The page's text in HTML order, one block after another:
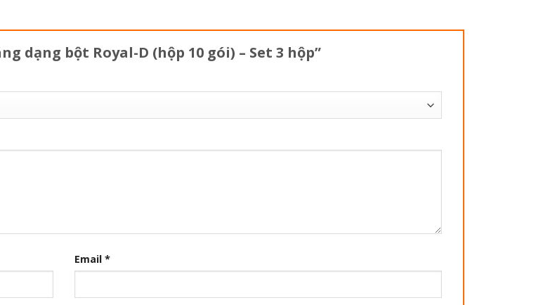
dạng bột Royal-D (hộp 10 gói) – Set 3 hộp”
Email *